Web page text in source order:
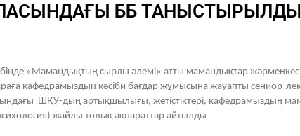
ББ ТАНЫСТЫРЫЛДЫ
«Мамандықтың сырлы әлемі» атты мамандықтар жәрмеңкесі
кафедрамыздың кәсіби бағдар жұмысына жауапты сениор-
ШҚУ-дың артықшылығы, жетістіктері, кафедрамыздың
жайлы толық ақпараттар айтылды